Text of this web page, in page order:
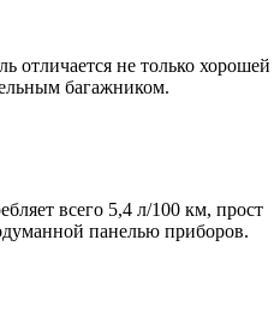
не только хорошей
багажником.
всего 5,4 л/100 км, прост
панелью приборов.